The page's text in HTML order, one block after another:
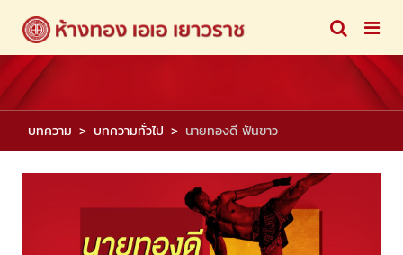
บทความ บทความทั่วไป นายทองดี ฟันขาว